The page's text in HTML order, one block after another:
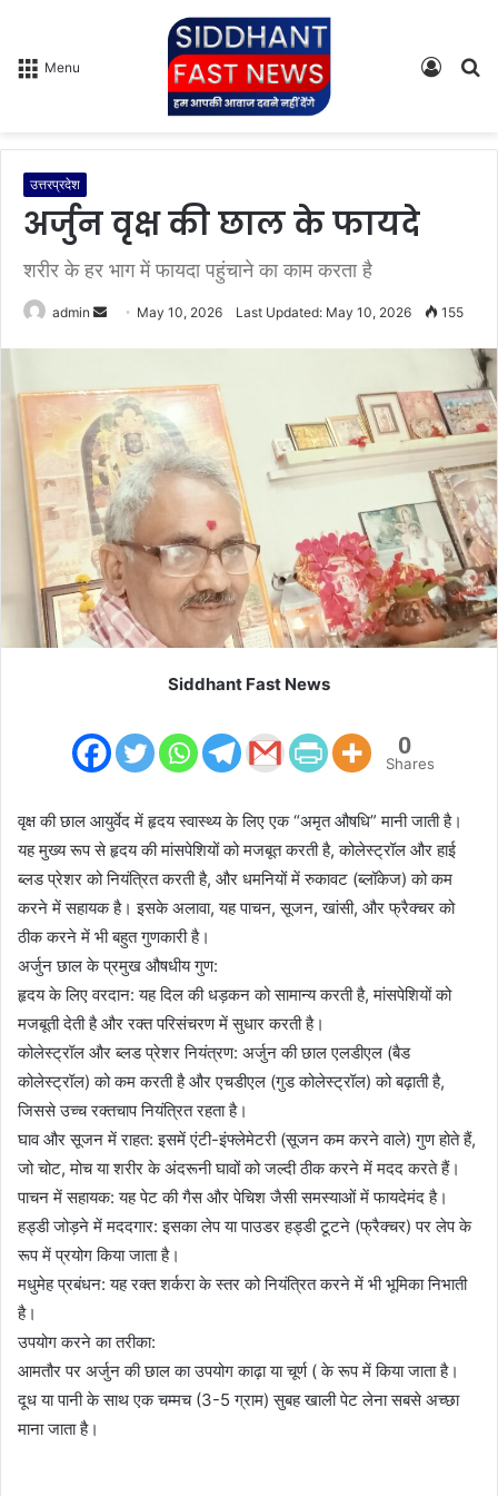
Menu
Log
उत्तरप्रदेश
अर्जुन वृक्ष की छाल के फायदे
शरीर के हर भाग में फायदा पहुंचाने का काम करता है
admin
d
a
n
e
m
a
i
l
May 10, 2026 Last Updated: May 10, 2026 155
Siddhant Fast News
0
Shares
वृक्ष की छाल आयुर्वेद में हृदय स्वास्थ्य के लिए एक “अमृत औषधि” मानी जाती है।
यह मुख्य रूप से हृदय की मांसपेशियों को मजबूत करती है, कोलेस्ट्रॉल और हाई
ब्लड प्रेशर को नियंत्रित करती है, और धमनियों में रुकावट (ब्लॉकेज) को कम
करने में सहायक है। इसके अलावा, यह पाचन, सूजन, खांसी, और फ्रैक्चर को
ठीक करने में भी बहुत गुणकारी है।
अर्जुन छाल के प्रमुख औषधीय गुण:
हृदय के लिए वरदान: यह दिल की धड़कन को सामान्य करती है, मांसपेशियों को
मजबूती देती है और रक्त परिसंचरण में सुधार करती है।
कोलेस्ट्रॉल और ब्लड प्रेशर नियंत्रण: अर्जुन की छाल एलडीएल (बैड
कोलेस्ट्रॉल) को कम करती है और एचडीएल (गुड कोलेस्ट्रॉल) को बढ़ाती है,
जिससे उच्च रक्तचाप नियंत्रित रहता है।
घाव और सूजन में राहत: इसमें एंटी-इंफ्लेमेटरी (सूजन कम करने वाले) गुण होते हैं,
जो चोट, मोच या शरीर के अंदरूनी घावों को जल्दी ठीक करने में मदद करते हैं।
पाचन में सहायक: यह पेट की गैस और पेचिश जैसी समस्याओं में फायदेमंद है।
हड्डी जोड़ने में मददगार: इसका लेप या पाउडर हड्डी टूटने (फ्रैक्चर) पर लेप के
रूप में प्रयोग किया जाता है।
मधुमेह प्रबंधन: यह रक्त शर्करा के स्तर को नियंत्रित करने में भी भूमिका निभाती
है।
उपयोग करने का तरीका:
आमतौर पर अर्जुन की छाल का उपयोग काढ़ा या चूर्ण ( के रूप में किया जाता है।
दूध या पानी के साथ एक चम्मच (3-5 ग्राम) सुबह खाली पेट लेना सबसे अच्छा
माना जाता है।